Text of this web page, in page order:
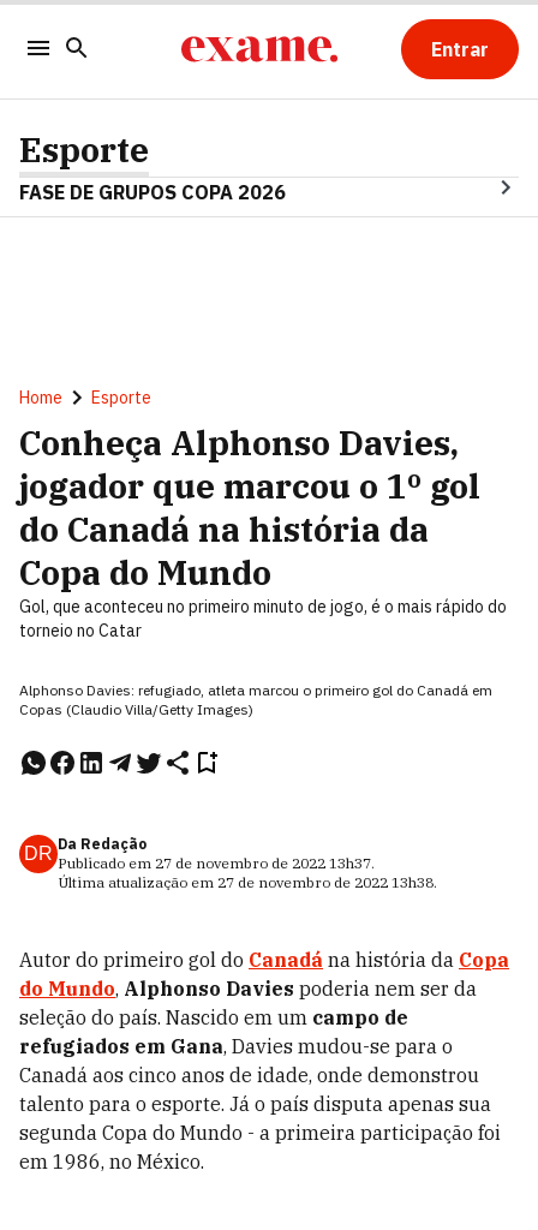
Entrar
Esporte
FASE DE GRUPOS COPA 2026
Home Esporte
Conheça Alphonso Davies,
jogador que marcou o 1º gol
do Canadá na história da
Copa do Mundo
Gol, que aconteceu no primeiro minuto de jogo, é o mais rápido do
torneio no Catar
Alphonso Davies: refugiado, atleta marcou o primeiro gol do Canadá em
Copas (Claudio Villa/Getty Images)
DR Da Redação
Publicado em 27 de novembro de 2022 13h37.
Última atualização em 27 de novembro de 2022 13h38.
Autor do primeiro gol do Canadá na história da Copa
do Mundo, Alphonso Davies poderia nem ser da
seleção do país. Nascido em um campo de
refugiados em Gana, Davies mudou-se para o
Canadá aos cinco anos de idade, onde demonstrou
talento para o esporte. Já o país disputa apenas sua
segunda Copa do Mundo - a primeira participação foi
em 1986, no México.